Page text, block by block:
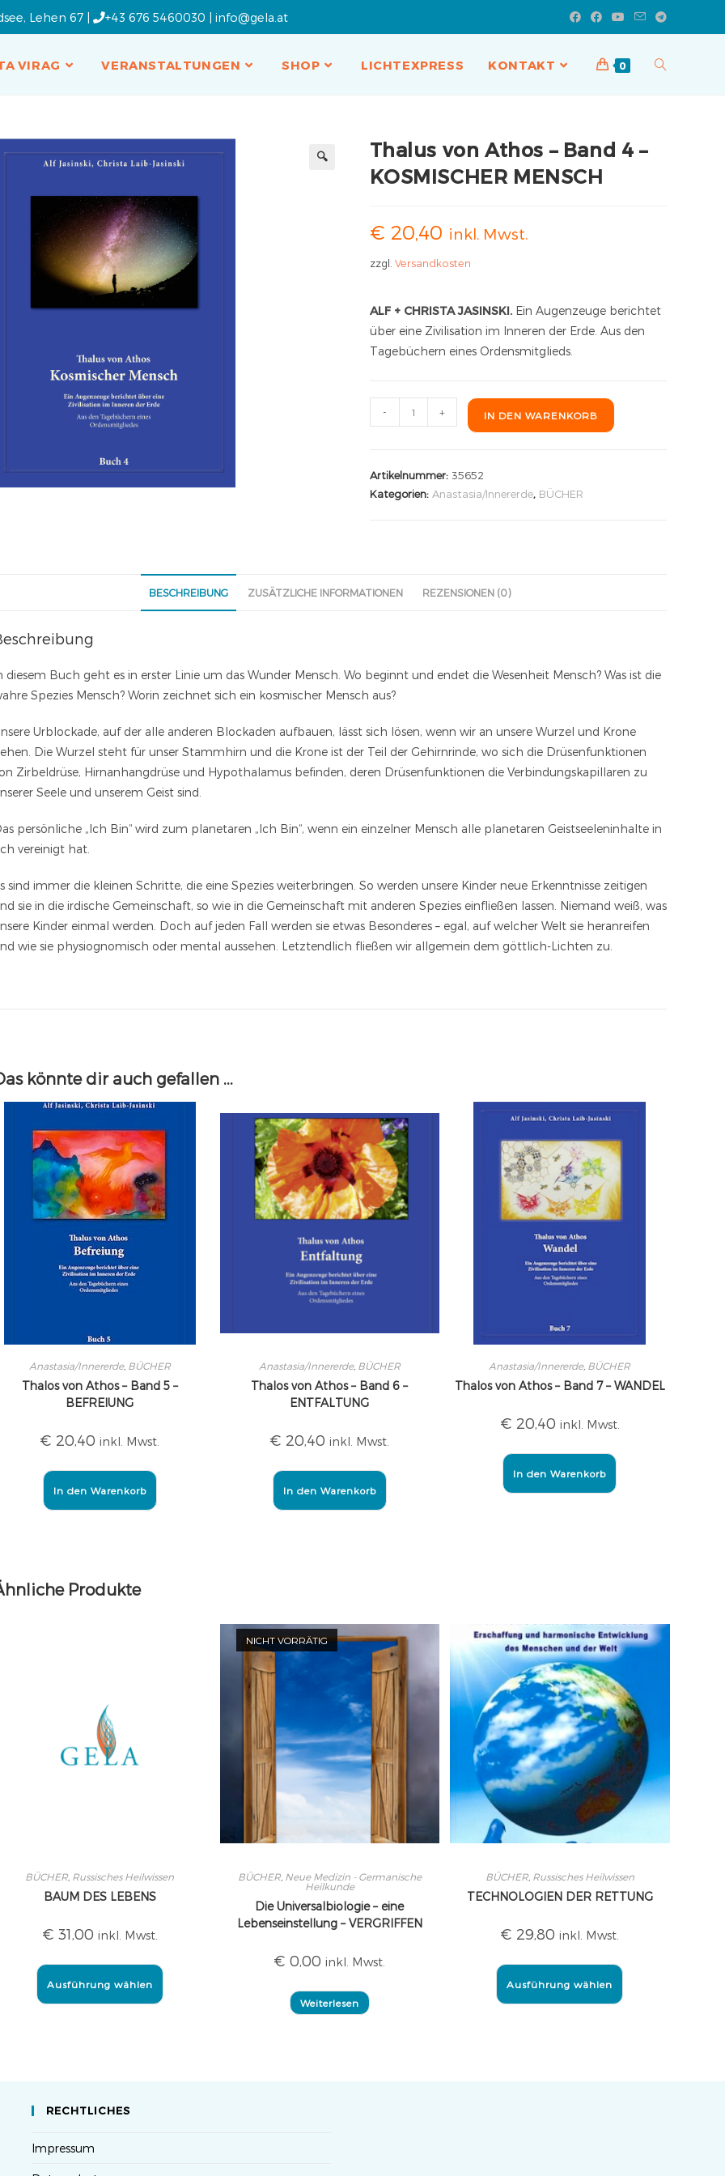
Lehen 67 | +43 676 5460030 | info@gela.at
VIRAG VERANSTALTUNGEN SHOP LICHTEXPRESS KONTAKT 0
Thalus von Athos – Band 4 –
KOSMISCHER MENSCH
€ 20,40 inkl. Mwst.
zzgl.Versandkosten
ALF + CHRISTA JASINSKI. Ein Augenzeuge berichtet
über eine Zivilisation im Inneren der Erde. Aus den
Tagebüchern eines Ordensmitglieds.
- + IN DEN WARENKORB
Artikelnummer: 35652
Kategorien: Anastasia/Innererde, BÜCHER
BESCHREIBUNG ZUSÄTZLICHE INFORMATIONEN REZENSIONEN (0)
diesem Buch geht es in erster Linie um das Wunder Mensch. Wo beginnt und endet die Wesenheit Mensch? Was ist die
Spezies Mensch? Worin zeichnet sich ein kosmischer Mensch aus?
Urblockade, auf der alle anderen Blockaden aufbauen, lässt sich lösen, wenn wir an unsere Wurzel und Krone
Die Wurzel steht für unser Stammhirn und die Krone ist der Teil der Gehirnrinde, wo sich die Drüsenfunktionen
Zirbeldrüse, Hirnanhangdrüse und Hypothalamus befinden, deren Drüsenfunktionen die Verbindungskapillaren zu
Seele und unserem Geist sind.
persönliche „Ich Bin“ wird zum planetaren „Ich Bin“, wenn ein einzelner Mensch alle planetaren Geistseeleninhalte in
vereinigt hat.
sind immer die kleinen Schritte, die eine Spezies weiterbringen. So werden unsere Kinder neue Erkenntnisse zeitigen
sie in die irdische Gemeinschaft, so wie in die Gemeinschaft mit anderen Spezies einfließen lassen. Niemand weiß, was
Kinder einmal werden. Doch auf jeden Fall werden sie etwas Besonderes – egal, auf welcher Welt sie heranreifen
wie sie physiognomisch oder mental aussehen. Letztendlich fließen wir allgemein dem göttlich-Lichten zu.
könnte dir auch gefallen …
Anastasia/Innererde, BÜCHER
Thalos von Athos – Band 5 –
BEFREIUNG
€ 20,40 inkl. Mwst.
In den Warenkorb
Anastasia/Innererde, BÜCHER
Thalos von Athos – Band 6 –
ENTFALTUNG
€ 20,40 inkl. Mwst.
In den Warenkorb
Anastasia/Innererde, BÜCHER
Thalos von Athos – Band 7 – WANDEL
€ 20,40 inkl. Mwst.
In den Warenkorb
Produkte
BÜCHER, Russisches Heilwissen
BAUM DES LEBENS
€ 31,00 inkl. Mwst.
Ausführung wählen
NICHT VORRÄTIG
BÜCHER, Neue Medizin - Germanische
Heilkunde
Die Universalbiologie – eine
Lebenseinstellung – VERGRIFFEN
€ 0,00 inkl. Mwst.
Weiterlesen
BÜCHER, Russisches Heilwissen
TECHNOLOGIEN DER RETTUNG
€ 29,80 inkl. Mwst.
Ausführung wählen
RECHTLICHES
Impressum